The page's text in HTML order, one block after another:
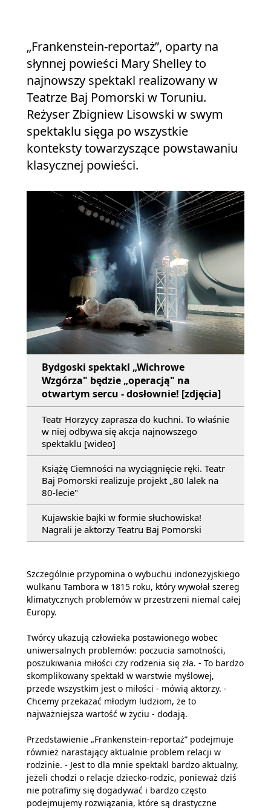
„Frankenstein-reportaż”, oparty na
słynnej powieści Mary Shelley to
najnowszy spektakl realizowany w
Teatrze Baj Pomorski w Toruniu.
Reżyser Zbigniew Lisowski w swym
spektaklu sięga po wszystkie
konteksty towarzyszące powstawaniu
klasycznej powieści.
Bydgoski spektakl „Wichrowe
Wzgórza" będzie „operacją" na
otwartym sercu - dosłownie! [zdjęcia]
Teatr Horzycy zaprasza do kuchni. To właśnie
w niej odbywa się akcja najnowszego
spektaklu [wideo]
Książę Ciemności na wyciągnięcie ręki. Teatr
Baj Pomorski realizuje projekt „80 lalek na
80-lecie"
Kujawskie bajki w formie słuchowiska!
Nagrali je aktorzy Teatru Baj Pomorski
Szczególnie przypomina o wybuchu indonezyjskiego
wulkanu Tambora w 1815 roku, który wywołał szereg
klimatycznych problemów w przestrzeni niemal całej
Europy.
Twórcy ukazują człowieka postawionego wobec
uniwersalnych problemów: poczucia samotności,
poszukiwania miłości czy rodzenia się zła. - To bardzo
skomplikowany spektakl w warstwie myślowej,
przede wszystkim jest o miłości - mówią aktorzy. -
Chcemy przekazać młodym ludziom, że to
najważniejsza wartość w życiu - dodają.
Przedstawienie „Frankenstein-reportaż” podejmuje
również narastający aktualnie problem relacji w
rodzinie. - Jest to dla mnie spektakl bardzo aktualny,
jeżeli chodzi o relacje dziecko-rodzic, ponieważ dziś
nie potrafimy się dogadywać i bardzo często
podejmujemy rozwiązania, które są drastyczne